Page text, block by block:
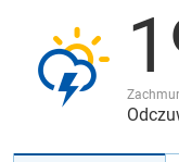
JAKOŚĆ POWIETRZA